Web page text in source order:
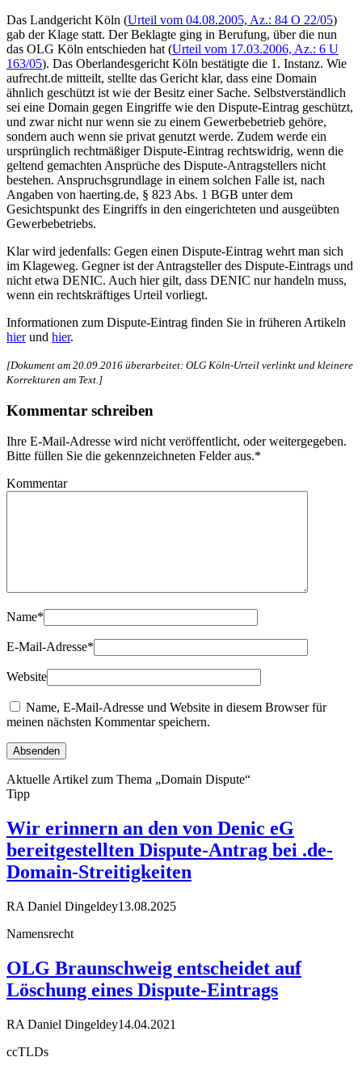
Das Landgericht Köln (Urteil vom 04.08.2005, Az.: 84 O 22/05)
gab der Klage statt. Der Beklagte ging in Berufung, über die nun
das OLG Köln entschieden hat (Urteil vom 17.03.2006, Az.: 6 U
163/05). Das Oberlandesgericht Köln bestätigte die 1. Instanz. Wie
aufrecht.de mitteilt, stellte das Gericht klar, dass eine Domain
ähnlich geschützt ist wie der Besitz einer Sache. Selbstverständlich
sei eine Domain gegen Eingriffe wie den Dispute-Eintrag geschützt,
und zwar nicht nur wenn sie zu einem Gewerbebetrieb gehöre,
sondern auch wenn sie privat genutzt werde. Zudem werde ein
ursprünglich rechtmäßiger Dispute-Eintrag rechtswidrig, wenn die
geltend gemachten Ansprüche des Dispute-Antragstellers nicht
bestehen. Anspruchsgrundlage in einem solchen Falle ist, nach
Angaben von haerting.de, § 823 Abs. 1 BGB unter dem
Gesichtspunkt des Eingriffs in den eingerichteten und ausgeübten
Gewerbebetriebs.
Klar wird jedenfalls: Gegen einen Dispute-Eintrag wehrt man sich
im Klageweg. Gegner ist der Antragsteller des Dispute-Eintrags und
nicht etwa DENIC. Auch hier gilt, dass DENIC nur handeln muss,
wenn ein rechtskräftiges Urteil vorliegt.
Informationen zum Dispute-Eintrag finden Sie in früheren Artikeln
hierund hier.
[Dokument am 20.09.2016 überarbeitet: OLG Köln-Urteil verlinkt und kleinere
Korrekturen am Text.]
Kommentar schreiben
Ihre E-Mail-Adresse wird nicht veröffentlicht, oder weitergegeben.
Bitte füllen Sie die gekennzeichneten Felder aus.*
Kommentar
Name*
E-Mail-Adresse*
Website
Name, E-Mail-Adresse und Website in diesem Browser für
meinen nächsten Kommentar speichern.
Aktuelle Artikel zum Thema „Domain Dispute“
Tipp
Wir erinnern an den von Denic eG
bereitgestellten Dispute-Antrag bei .de-
Domain-Streitigkeiten
RA Daniel Dingeldey13.08.2025
Namensrecht
OLG Braunschweig entscheidet auf
Löschung eines Dispute-Eintrags
RA Daniel Dingeldey14.04.2021
ccTLDs